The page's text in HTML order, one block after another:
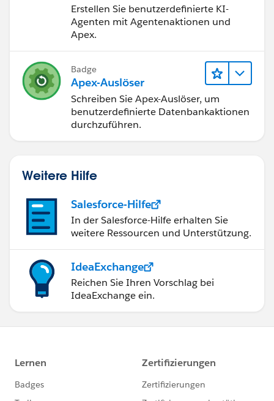
Erstellen Sie benutzerdefinierte KI-
Agenten mit Agentenaktionen und
Apex.
Badge
Apex-Auslöser
Schreiben Sie Apex-Auslöser, um
benutzerdefinierte Datenbankaktionen
durchzuführen.
Weitere Hilfe
Salesforce-Hilfe
In der Salesforce-Hilfe erhalten Sie
weitere Ressourcen und Unterstützung.
IdeaExchange
Reichen Sie Ihren Vorschlag bei
IdeaExchange ein.